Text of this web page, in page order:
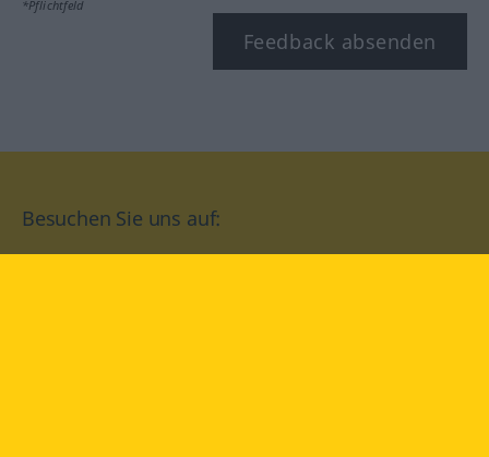
*Pflichtfeld
Feedback absenden
Besuchen Sie uns auf: